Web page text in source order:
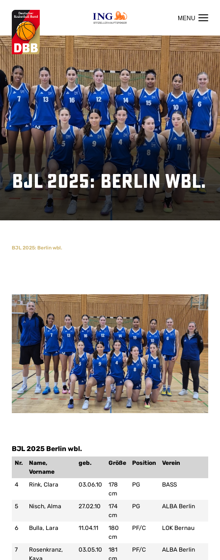
OFFIZIELLER HAUPTSPONSOR
BJL 2025: Berlin wbl.
BJL 2025: Berlin wbl.
BJL 2025 Berlin wbl.
Nr.
Name,
Vorname
geb. Größe Position Verein
4 Rink, Clara 03.06.10
178
cm
PG BASS
5 Nisch, Alma 27.02.10
174
cm
PG ALBA Berlin
6 Bulla, Lara 11.04.11
180
cm
PF/C LOK Bernau
7
Rosenkranz,
Kaya
03.05.10
181
cm
PF/C ALBA Berlin